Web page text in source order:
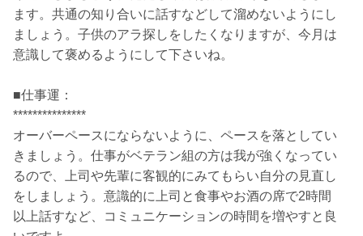
ます。共通の知り合いに話すなどして溜めないようにし
ましょう。子供のアラ探しをしたくなりますが、今月は
意識して褒めるようにして下さいね。
■仕事運：
***************
オーバーペースにならないように、ペースを落としてい
きましょう。仕事がベテラン組の方は我が強くなってい
るので、上司や先輩に客観的にみてもらい自分の見直し
をしましょう。意識的に上司と食事やお酒の席で2時間
以上話すなど、コミュニケーションの時間を増やすと良